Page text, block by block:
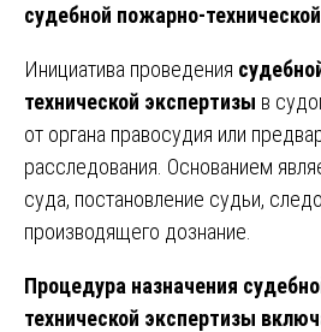
судебной пожарно-
Инициатива проведения
технической экспертизы в
от органа правосудия или
расследования. Основанием
суда, постановление судьи,
производящего дознание.
Процедура назначения
технической экспертизы